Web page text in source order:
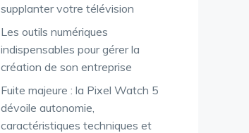
supplanter votre télévision
Les outils numériques
indispensables pour gérer la
création de son entreprise
Fuite majeure : la Pixel Watch 5
dévoile autonomie,
caractéristiques techniques et